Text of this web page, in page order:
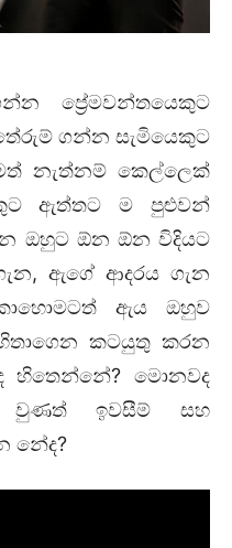
ප්‍රේමවන්තයෙකුට
ගන්න සැමියෙකුට
නැත්නම් කෙල්ලෙක්
ඇත්තට ම පුළුවන්
ඔහුට ඕන ඕන විදියට
ඇගේ ආදරය ගැන
ඇය ඔහුව
කටයුතු කරන
හිතෙන්නේ? මොනවද
වුණත් ඉවසීම් සහ
නේද?